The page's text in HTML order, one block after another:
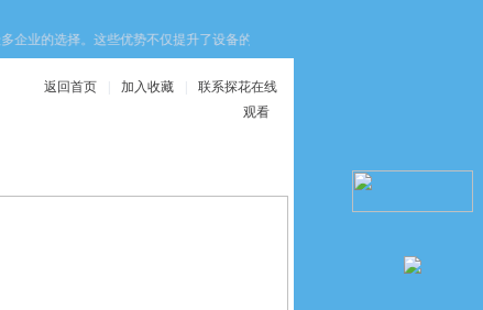
的选择。这些优势不仅提升了设备的安全性，还优化了生产效率与维护成
返回首页 加入收藏
联系探花在线
观看